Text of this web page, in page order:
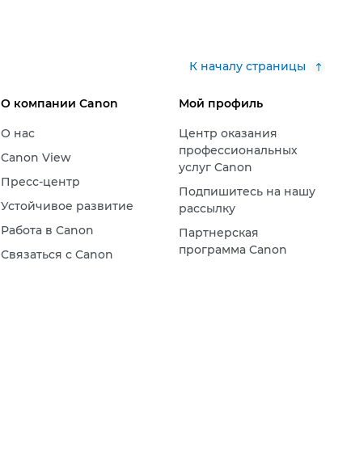
К началу страницы
О компании Canon
О нас
Canon View
Пресс-центр
Устойчивое развитие
Работа в Canon
Связаться с Canon
Мой профиль
Центр оказания
профессиональных
услуг Canon
Подпишитесь на нашу
рассылку
Партнерская
программа Canon